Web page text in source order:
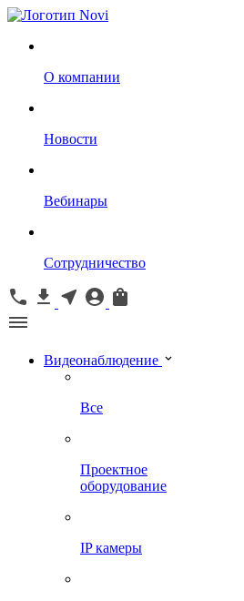
О компании
Новости
Вебинары
Сотрудничество
Видеонаблюдение
Все
Проектное
оборудование
IP камеры